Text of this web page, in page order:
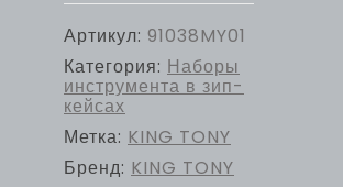
Артикул: 91038MY01
Категория: Наборы
инструмента в зип-
кейсах
Метка: KING TONY
Бренд: KING TONY